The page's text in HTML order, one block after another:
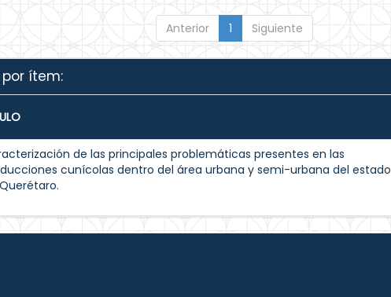
Anterior 1 Siguiente
ítem:
de las principales problemáticas presentes en las
cunícolas dentro del área urbana y semi-urbana del estado